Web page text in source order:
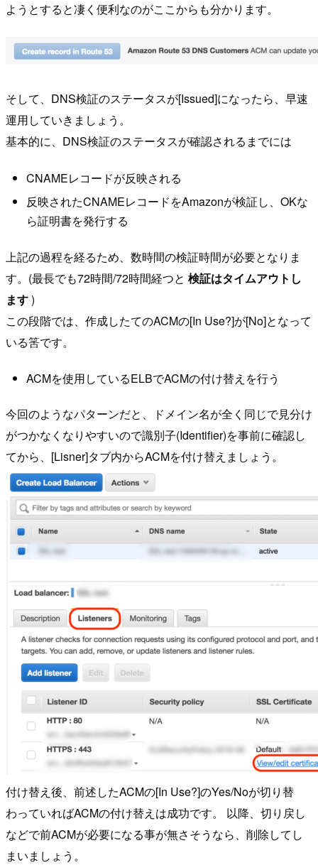
ようとすると凄く便利なのがここからも分かります。
そして、DNS検証のステータスが[Issued]になったら、早速
運用していきましょう。
基本的に、DNS検証のステータスが確認されるまでには
CNAMEレコードが反映される
反映されたCNAMEレコードをAmazonが検証し、OKな
ら証明書を発行する
上記の過程を経るため、数時間の検証時間が必要となりま
す。(最長でも72時間/72時間経つと 検証はタイムアウトし
ます)
この段階では、作成したてのACMの[In Use?]が[No]となって
いる筈です。
ACMを使用しているELBでACMの付け替えを行う
今回のようなパターンだと、ドメイン名が全く同じで見分け
がつかなくなりやすいので識別子(Identifier)を事前に確認し
てから、[Lisner]タブ内からACMを付け替えましょう。
付け替え後、前述したACMの[In Use?]のYes/Noが切り替
わっていればACMの付け替えは成功です。 以降、切り戻し
などで前ACMが必要になる事が無さそうなら、削除してし
まいましょう。